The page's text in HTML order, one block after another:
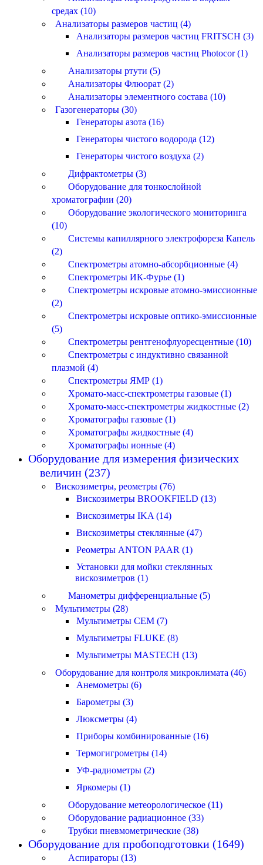
средах (10)
Анализаторы размеров частиц (4)
Анализаторы размеров частиц FRITSCH (3)
Анализаторы размеров частиц Photocor (1)
Анализаторы ртути (5)
Анализаторы Флюорат (2)
Анализаторы элементного состава (10)
Газогенераторы (30)
Генераторы азота (16)
Генераторы чистого водорода (12)
Генераторы чистого воздуха (2)
Дифрактометры (3)
Оборудование для тонкослойной
хроматографии (20)
Оборудование экологического мониторинга
(10)
Системы капиллярного электрофореза Капель
(2)
Спектрометры атомно-абсорбционные (4)
Спектрометры ИК-Фурье (1)
Спектрометры искровые атомно-эмиссионные
(2)
Спектрометры искровые оптико-эмиссионные
(5)
Спектрометры рентгенофлуоресцентные (10)
Спектрометры с индуктивно связанной
плазмой (4)
Спектрометры ЯМР (1)
Хромато-масс-спектрометры газовые (1)
Хромато-масс-спектрометры жидкостные (2)
Хроматографы газовые (1)
Хроматографы жидкостные (4)
Хроматографы ионные (4)
Оборудование для измерения физических
величин (237)
Вискозиметры, реометры (76)
Вискозиметры BROOKFIELD (13)
Вискозиметры IKA (14)
Вискозиметры стеклянные (47)
Реометры ANTON PAAR (1)
Установки для мойки стеклянных
вискозиметров (1)
Манометры дифференциальные (5)
Мультиметры (28)
Мультиметры CEM (7)
Мультиметры FLUKE (8)
Мультиметры MASTECH (13)
Оборудование для контроля микроклимата (46)
Анемометры (6)
Барометры (3)
Люксметры (4)
Приборы комбинированные (16)
Термогигрометры (14)
УФ-радиометры (2)
Яркомеры (1)
Оборудование метеорологическое (11)
Оборудование радиационное (33)
Трубки пневмометрические (38)
Оборудование для пробоподготовки (1649)
Аспираторы (13)